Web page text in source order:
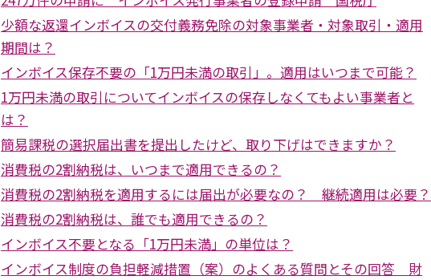
少額な返還インボイスの交付義務免除の対象事業者・対象取引・適用
期間は？
インボイス保存不要の「1万円未満の取引」。適用はいつまで可能？
1万円未満の取引についてインボイスの保存しなくてもよい事業者と
は？
簡易課税の選択届出書を提出したけど、取り下げはできますか？
消費税の2割納税は、いつまで適用できるの？
消費税の2割納税を適用するには届出が必要なの？ 継続適用は必要？
消費税の2割納税は、誰でも適用できるの？
インボイス不要となる「1万円未満」の単位は？
インボイス制度の負担軽減措置（案）のよくある質問とその回答 財